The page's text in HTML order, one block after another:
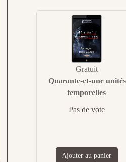
Gratuit
Quarante-et-une unités
temporelles
Pas de vote
Ajouter au panier